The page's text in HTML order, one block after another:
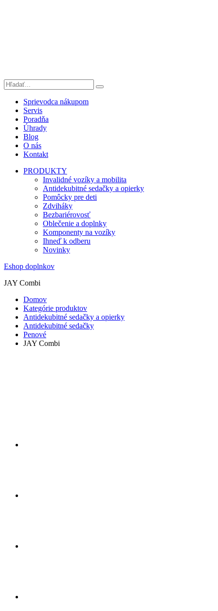
Sprievodca nákupom
Servis
Poradňa
Úhrady
Blog
O nás
Kontakt
PRODUKTY
Invalidné vozíky a mobilita
Antidekubitné sedačky a opierky
Pomôcky pre deti
Zdviháky
Bezbariérovosť
Oblečenie a doplnky
Komponenty na vozíky
Ihneď k odberu
Novinky
Eshop doplnkov
JAY Combi
Domov
Kategórie produktov
Antidekubitné sedačky a opierky
Antidekubitné sedačky
Penové
JAY Combi